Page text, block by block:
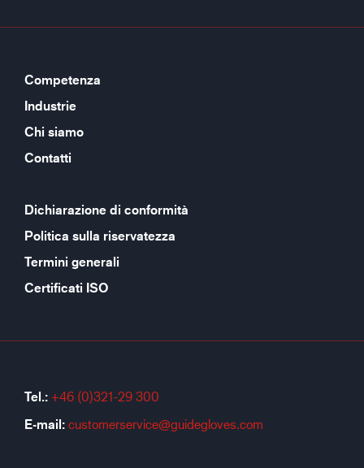
Competenza
Industrie
Chi siamo
Contatti
Dichiarazione di conformità
Politica sulla riservatezza
Termini generali
Certificati ISO
Tel.: +46 (0)321-29 300
E-mail: customerservice@guidegloves.com